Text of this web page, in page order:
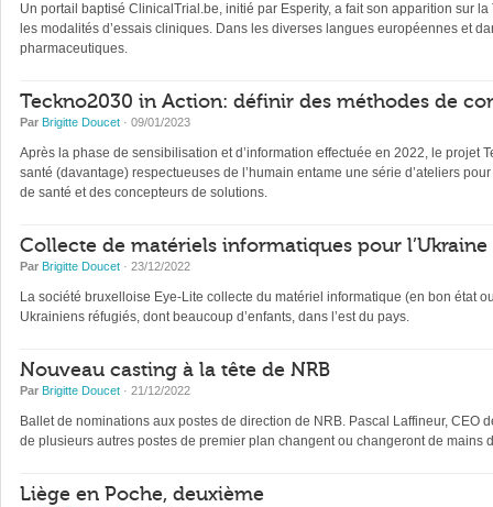
Un portail baptisé ClinicalTrial.be, initié par Esperity, a fait son apparition sur
les modalités d’essais cliniques. Dans les diverses langues européennes et
pharmaceutiques.
Teckno2030 in Action: définir des méthodes de
Par Brigitte Doucet · 09/01/2023
Après la phase de sensibilisation et d’information effectuée en 2022, le projet
santé (davantage) respectueuses de l’humain entame une série d’ateliers
de santé et des concepteurs de solutions.
Collecte de matériels informatiques pour l’Ukraine
Par Brigitte Doucet · 23/12/2022
La société bruxelloise Eye-Lite collecte du matériel informatique (en bon état
Ukrainiens réfugiés, dont beaucoup d’enfants, dans l’est du pays.
Nouveau casting à la tête de NRB
Par Brigitte Doucet · 21/12/2022
Ballet de nominations aux postes de direction de NRB. Pascal Laffineur,
de plusieurs autres postes de premier plan changent ou changeront de mains
Liège en Poche, deuxième